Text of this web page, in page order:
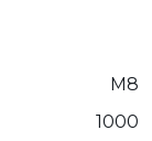
М8
1000